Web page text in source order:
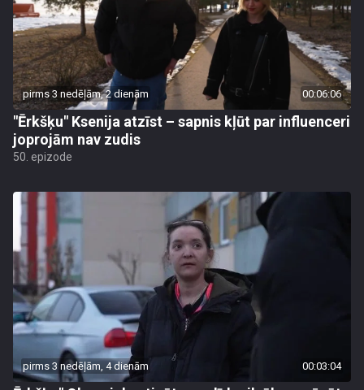
pirms 3 nedēļām, 2 dienām 00:06:06
"Ērkšķu" Ksenija atzīst – sapnis kļūt par influenceri
joprojām nav zudis
50. epizode
pirms 3 nedēļām, 4 dienām 00:03:04